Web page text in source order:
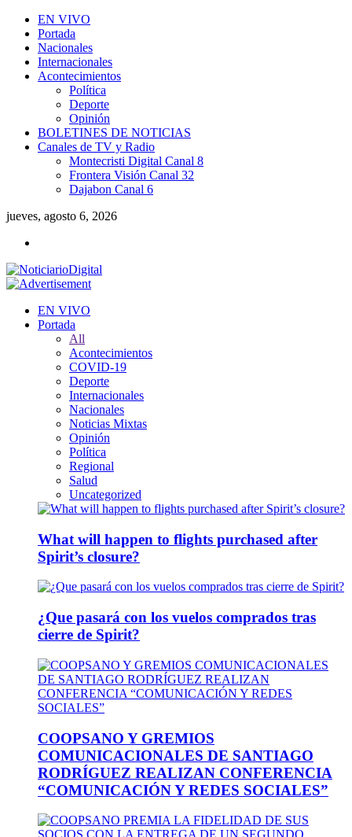
EN VIVO
Portada
Nacionales
Internacionales
Acontecimientos
Política
Deporte
Opinión
BOLETINES DE NOTICIAS
Canales de TV y Radio
Montecristi Digital Canal 8
Frontera Visión Canal 32
Dajabon Canal 6
jueves, agosto 6, 2026
EN VIVO
Portada
All
Acontecimientos
COVID-19
Deporte
Internacionales
Nacionales
Noticias Mixtas
Opinión
Política
Regional
Salud
Uncategorized
What will happen to flights purchased after
Spirit’s closure?
¿Que pasará con los vuelos comprados tras
cierre de Spirit?
COOPSANO Y GREMIOS
COMUNICACIONALES DE SANTIAGO
RODRÍGUEZ REALIZAN CONFERENCIA
“COMUNICACIÓN Y REDES SOCIALES”